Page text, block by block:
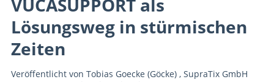
VUCASUPPORT als
Lösungsweg in stürmischen
Zeiten
Veröffentlicht von Tobias Goecke (Göcke), SupraTix GmbH